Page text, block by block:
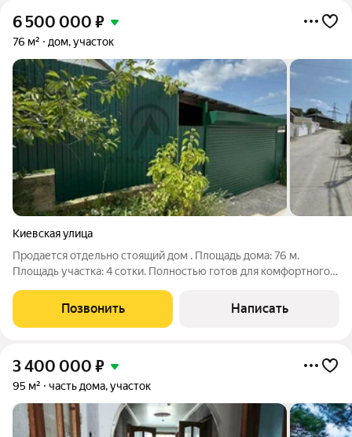
6 500 000 ₽
76 м² дом, участок
Киевская улица
Продается отдельно стоящий дом . Площадь дома: 76 м.
Площадь участка: 4 сотки. Полностью готов для комфортного
технический (цоколь). Второй этаж: жилой. Два полноценных
санузла. В санузле
Позвонить Написать
3 400 000 ₽
95 м² часть дома, участок